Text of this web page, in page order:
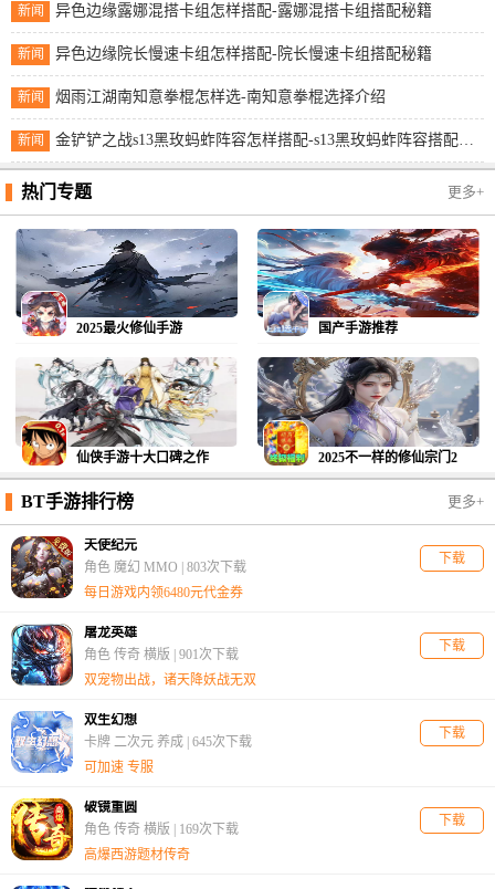
新闻 异色边缘露娜混搭卡组怎样搭配-露娜混搭卡组搭配秘籍
新闻 异色边缘院长慢速卡组怎样搭配-院长慢速卡组搭配秘籍
新闻 烟雨江湖南知意拳棍怎样选-南知意拳棍选择介绍
新闻 金铲铲之战s13黑玫蚂蚱阵容怎样搭配-s13黑玫蚂蚱阵容搭配秘籍
热门专题 更多+
2025最火修仙手游 国产手游推荐
仙侠手游十大口碑之作 2025不一样的修仙宗门2
BT手游排行榜 更多+
天使纪元
角色 魔幻 MMO | 803次下载
每日游戏内领6480元代金券
下载
屠龙英雄
角色 传奇 横版 | 901次下载
双宠物出战，诸天降妖战无双
下载
双生幻想
卡牌 二次元 养成 | 645次下载
可加速 专服
下载
破镜重圆
角色 传奇 横版 | 169次下载
高爆西游题材传奇
下载